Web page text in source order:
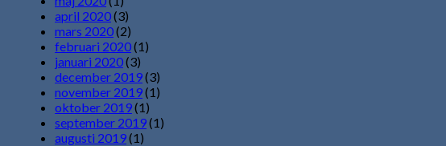
april 2020(3)
mars 2020(2)
februari 2020(1)
januari 2020(3)
december 2019(3)
november 2019(1)
oktober 2019(1)
september 2019(1)
augusti 2019(1)